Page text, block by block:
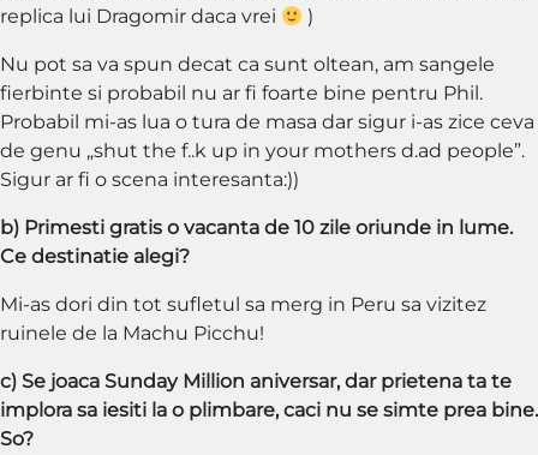
replica lui Dragomir daca vrei
)
Nu pot sa va spun decat ca sunt oltean, am sangele
fierbinte si probabil nu ar fi foarte bine pentru Phil.
Probabil mi-as lua o tura de masa dar sigur i-as zice ceva
de genu „shut the f..k up in your mothers d.ad people”.
Sigur ar fi o scena interesanta:))
b) Primesti gratis o vacanta de 10 zile oriunde in lume.
Ce destinatie alegi?
Mi-as dori din tot sufletul sa merg in Peru sa vizitez
ruinele de la Machu Picchu!
c) Se joaca Sunday Million aniversar, dar prietena ta te
implora sa iesiti la o plimbare, caci nu se simte prea bine.
So?